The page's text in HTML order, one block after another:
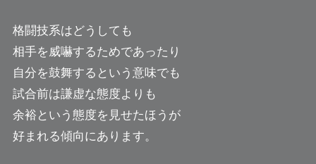
格闘技系はどうしても
相手を威嚇するためであったり
自分を鼓舞するという意味でも
試合前は謙虚な態度よりも
余裕という態度を見せたほうが
好まれる傾向にあります。